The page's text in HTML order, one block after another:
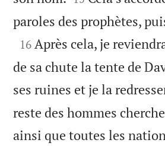
paroles des prophètes,

16 Après cela, je
de sa chute la tente de
ses ruines et je la
reste des hommes
ainsi que toutes les